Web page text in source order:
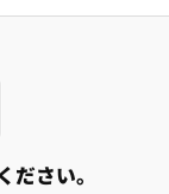
さい。